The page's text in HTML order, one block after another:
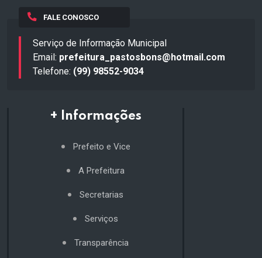
FALE CONOSCO
Serviço de Informação Municipal
Email: prefeitura_pastosbons@hotmail.com
Telefone: (99) 98552-9034
+ Informações
Prefeito e Vice
A Prefeitura
Secretarias
Serviços
Transparência